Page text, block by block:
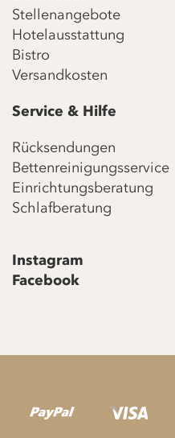
Stellenangebote
Hotelausstattung
Bistro
Versandkosten
Service & Hilfe
Rücksendungen
Bettenreinigungsservice
Einrichtungsberatung
Schlafberatung
Instagram
Facebook